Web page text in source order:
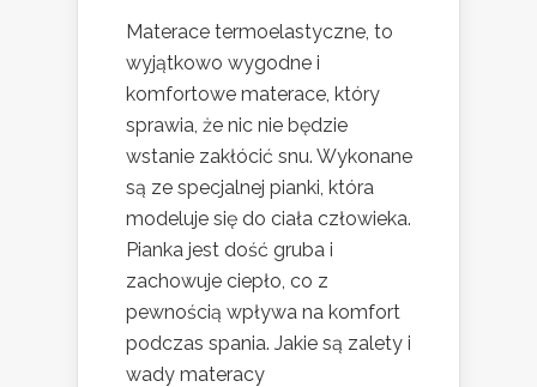
Materace termoelastyczne, to
wyjątkowo wygodne i
komfortowe materace, który
sprawia, że nic nie będzie
wstanie zakłócić snu. Wykonane
są ze specjalnej pianki, która
modeluje się do ciała człowieka.
Pianka jest dość gruba i
zachowuje ciepło, co z
pewnością wpływa na komfort
podczas spania. Jakie są zalety i
wady materacy